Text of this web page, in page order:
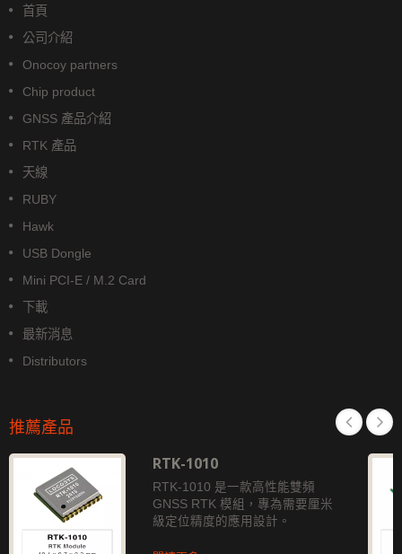
首頁
公司介紹
Onocoy partners
Chip product
GNSS 產品介紹
RTK 產品
天線
RUBY
Hawk
USB Dongle
Mini PCI-E / M.2 Card
下載
最新消息
Distributors
推薦產品
RTK-1010
RTK-1010 是一款高性能雙頻
GNSS RTK 模組，專為需要厘米
級定位精度的應用設計。